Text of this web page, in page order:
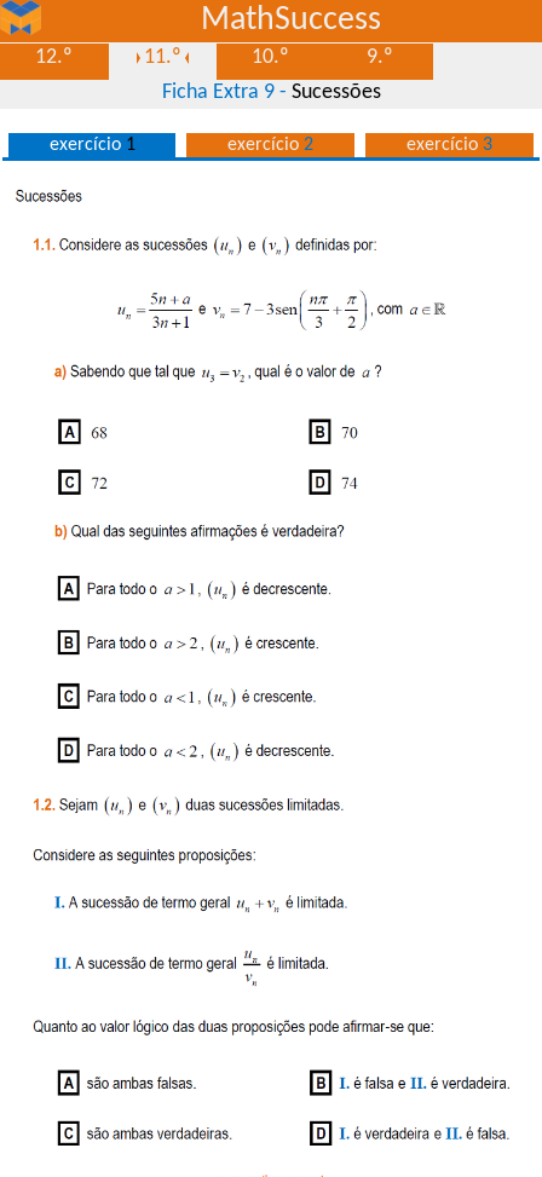
MathSuccess
12.º 11.º 10.º
9.º
Ficha Extra 9 - Sucessões
exercício 1 exercício2 exercício 3